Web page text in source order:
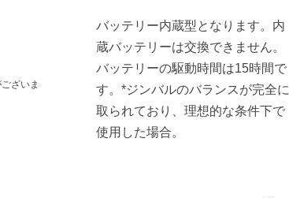
ざいま
バッテリー内蔵型となります。内
蔵バッテリーは交換できません。
バッテリーの駆動時間は15時間で
す。*ジンバルのバランスが完全に
取られており、理想的な条件下で
使用した場合。